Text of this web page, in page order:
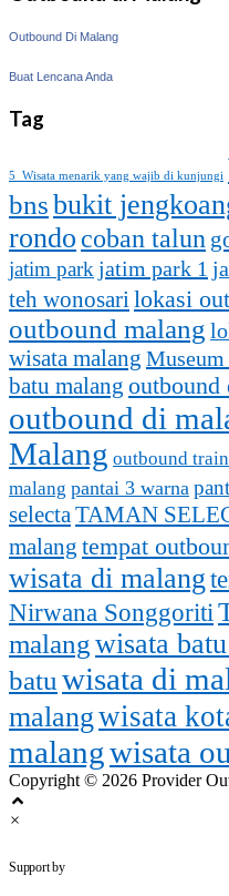
Outbound Di Malang
Buat Lencana Anda
Tag
5 Wisata menarik yang wajib di kunjungi
bnsbukit
rondo coban talun
jatim park jatim park 1
teh wonosari lokasi
outbound malang
wisata malang
batu malang outbound
outbound di
Malang outbound
malang pantai 3 warna
selecta TAMAN
malang tempat
wisata di malang
Nirwana Songgoriti
malangwisata
batu wisata di
malangwisata
malangwisata
Copyright © 2026 Provider
×
Support by